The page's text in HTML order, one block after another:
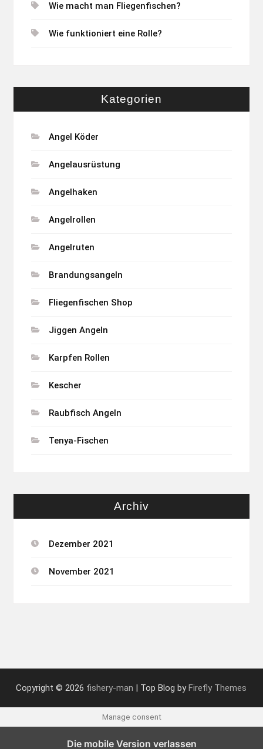
Wie macht man Fliegenfischen?
Wie funktioniert eine Rolle?
Kategorien
Angel Köder
Angelausrüstung
Angelhaken
Angelrollen
Angelruten
Brandungsangeln
Fliegenfischen Shop
Jiggen Angeln
Karpfen Rollen
Kescher
Raubfisch Angeln
Tenya-Fischen
Archiv
Dezember 2021
November 2021
Copyright © 2026 fishery-man | Top Blog byFirefly Themes
Manage consent
Die mobile Version verlassen
Englisch Französisch Deutsch